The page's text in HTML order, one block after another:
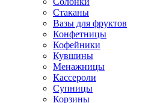
Стаканы
Вазы для фруктов
Конфетницы
Кофейники
Кувшины
Менажницы
Кассероли
Супницы
Корзины